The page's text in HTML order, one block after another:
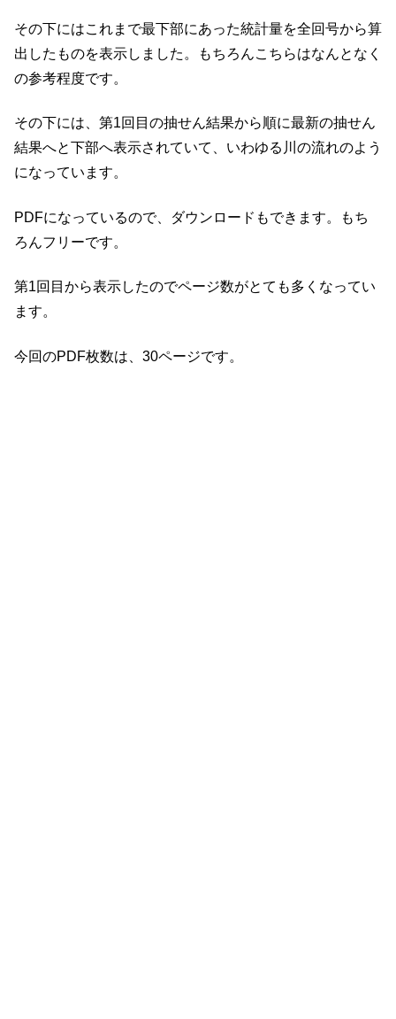
その下にはこれまで最下部にあった統計量を全回号から算
出したものを表示しました。もちろんこちらはなんとなく
の参考程度です。
その下には、第1回目の抽せん結果から順に最新の抽せん
結果へと下部へ表示されていて、いわゆる川の流れのよう
になっています。
PDFになっているので、ダウンロードもできます。もち
ろんフリーです。
第1回目から表示したのでページ数がとても多くなってい
ます。
今回のPDF枚数は、30ページです。